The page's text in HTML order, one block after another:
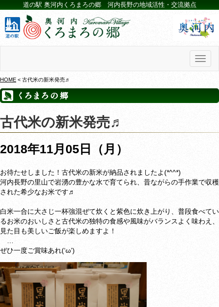
道の駅 奥河内くろまろの郷 河内長野の地域活性・交流拠点
HOME < 古代米の新米発売♬
古代米の新米発売♬
2018年11月05日（月）
お待たせしました！古代米の新米が納品されましたよ(*^^*)
河内長野の里山で岩湧の豊かな水で育てられ、昔ながらの手作業で収穫
された希少なお米です♬
白米一合に大さじ一杯強混ぜて炊くと紫色に炊き上がり、普段食べてい
るお米のおいしさと古代米の独特の食感や風味がバランスよく味わえ、
見た目も美しいご飯が楽しめますよ！
…
ぜひ一度ご賞味あれ(‘ω’)